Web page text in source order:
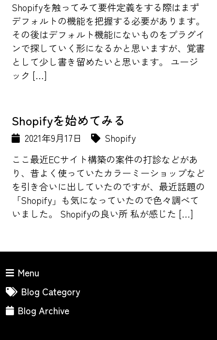
Shopifyを触ってみて要件定義をする際はまず
デフォルトの機能を把握する必要があります。
その後はデフォルト機能にないものをプラグイ
ンで探していく形になるかと思いますが、覚書
として少し書き留めたいと思います。 ユージ
ック […]
Shopifyを始めてみる
2021年9月17日
Shopify
ここ最近ECサイト構築の案件の打診などがあ
り、昔よく使っていたカラーミーショップなど
を引き合いに出していたのですが、最近話題の
「Shopify」も気になっていたので色々調べて
いました。 Shopifyの良い所 私が感じた […]
Menu
Blog Category
Blog Archive